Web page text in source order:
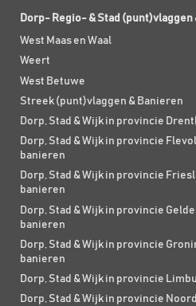
Dorp- Regio- & Stad (punt)vlaggen
West Maas en Waal
Weert
West Betuwe
Streek (punt)vlaggen & Banieren
Dorp, Stad & Wijk in provincie
Dorp, Stad & Wijk in provincie
banieren
Dorp, Stad & Wijk in provincie
banieren
Dorp, Stad & Wijk in provincie
banieren
Dorp, Stad & Wijk in provincie
banieren
Dorp, Stad & Wijk in provincie
Dorp, Stad & Wijk in provincie